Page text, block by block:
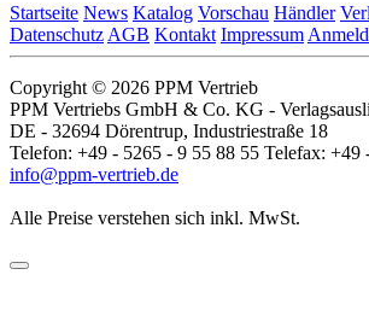
Startseite News Katalog Vorschau Händler
Datenschutz AGB Kontakt Impressum
Copyright © 2026 PPM Vertrieb
PPM Vertriebs GmbH & Co. KG -
DE - 32694 Dörentrup, Industriestraße 18
Telefon: +49 - 5265 - 9 55 88 55 Telefax: +49
info@ppm-vertrieb.de
Alle Preise verstehen sich inkl. MwSt.